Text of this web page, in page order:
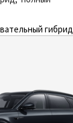
гибрид